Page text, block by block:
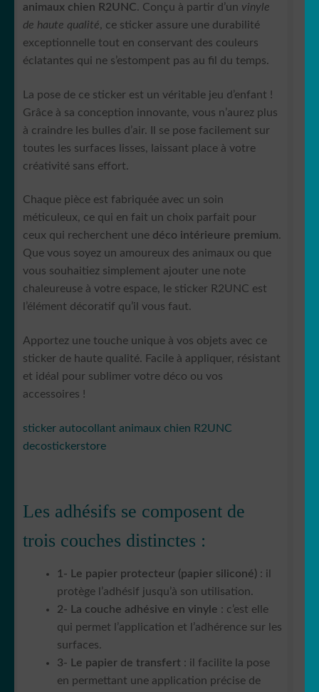
animaux chien R2UNC. Conçu à partir d’un vinyle
de haute qualité, ce sticker assure une durabilité
exceptionnelle tout en conservant des couleurs
éclatantes qui ne s’estompent pas au fil du temps.
La pose de ce sticker est un véritable jeu d’enfant !
Grâce à sa conception innovante, vous n’aurez plus
à craindre les bulles d’air. Il se pose facilement sur
toutes les surfaces lisses, laissant place à votre
créativité sans effort.
Chaque pièce est fabriquée avec un soin
méticuleux, ce qui en fait un choix parfait pour
ceux qui recherchent une déco intérieure premium.
Que vous soyez un amoureux des animaux ou que
vous souhaitiez simplement ajouter une note
chaleureuse à votre espace, le sticker R2UNC est
l’élément décoratif qu’il vous faut.
Apportez une touche unique à vos objets avec ce
sticker de haute qualité. Facile à appliquer, résistant
et idéal pour sublimer votre déco ou vos
accessoires !
sticker autocollant animaux chien R2UNC
decostickerstore
Les adhésifs se composent de
trois couches distinctes :
1- Le papier protecteur (papier siliconé) : il
protège l’adhésif jusqu’à son utilisation.
2- La couche adhésive en vinyle : c’est elle
qui permet l’application et l’adhérence sur les
surfaces.
3- Le papier de transfert : il facilite la pose
en permettant une application précise de